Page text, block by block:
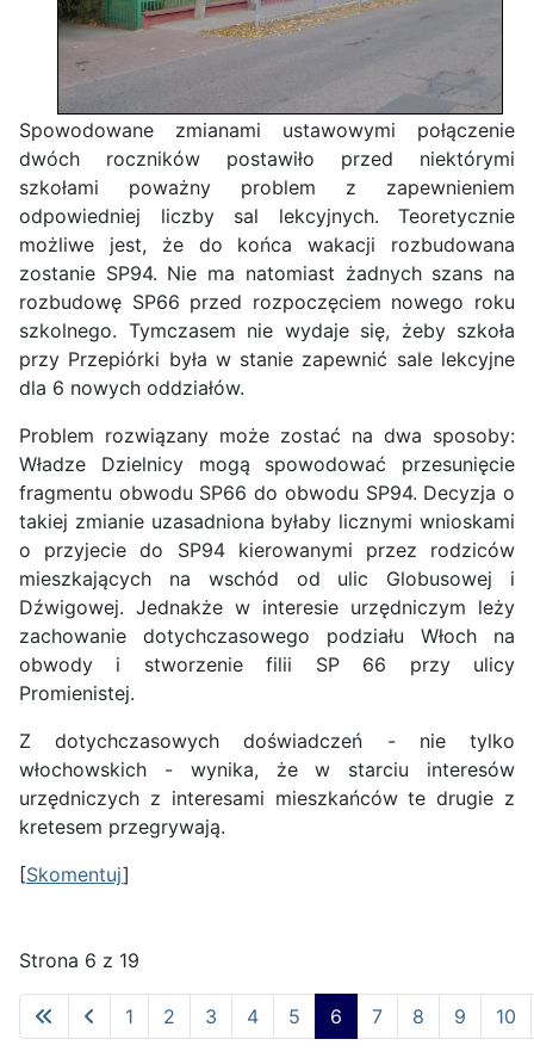
Spowodowane zmianami ustawowymi połączenie
dwóch roczników postawiło przed niektórymi
szkołami poważny problem z zapewnieniem
odpowiedniej liczby sal lekcyjnych. Teoretycznie
możliwe jest, że do końca wakacji rozbudowana
zostanie SP94. Nie ma natomiast żadnych szans na
rozbudowę SP66 przed rozpoczęciem nowego roku
szkolnego. Tymczasem nie wydaje się, żeby szkoła
przy Przepiórki była w stanie zapewnić sale lekcyjne
dla 6 nowych oddziałów.
Problem rozwiązany może zostać na dwa sposoby:
Władze Dzielnicy mogą spowodować przesunięcie
fragmentu obwodu SP66 do obwodu SP94. Decyzja o
takiej zmianie uzasadniona byłaby licznymi wnioskami
o przyjecie do SP94 kierowanymi przez rodziców
mieszkających na wschód od ulic Globusowej i
Dźwigowej. Jednakże w interesie urzędniczym leży
zachowanie dotychczasowego podziału Włoch na
obwody i stworzenie filii SP 66 przy ulicy
Promienistej.
Z dotychczasowych doświadczeń - nie tylko
włochowskich - wynika, że w starciu interesów
urzędniczych z interesami mieszkańców te drugie z
kretesem przegrywają.
[Skomentuj]
Strona 6 z 19
1 2 3 4 5 6 7 8 9 10